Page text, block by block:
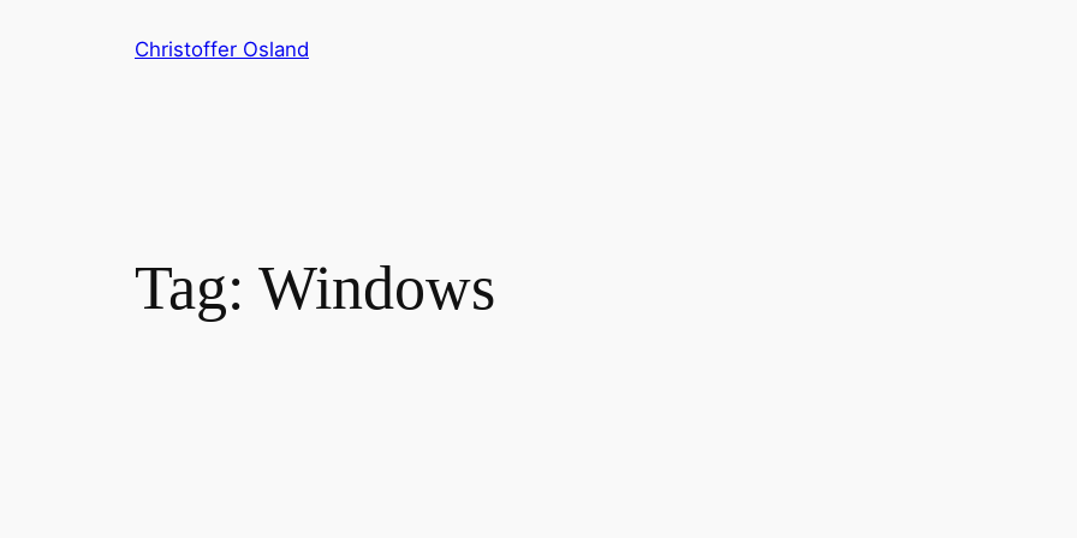
Christoffer Osland
Tag: Windows